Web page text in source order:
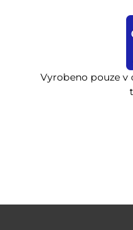
Vyrobeno pouze v